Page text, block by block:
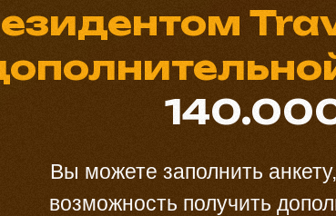
Вы можете заполнить
возможность получить